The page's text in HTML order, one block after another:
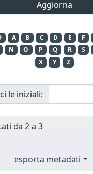
A B C D E F
N O P Q R S
X
Y Z
le iniziali:
da 2 a 3
esporta metadati